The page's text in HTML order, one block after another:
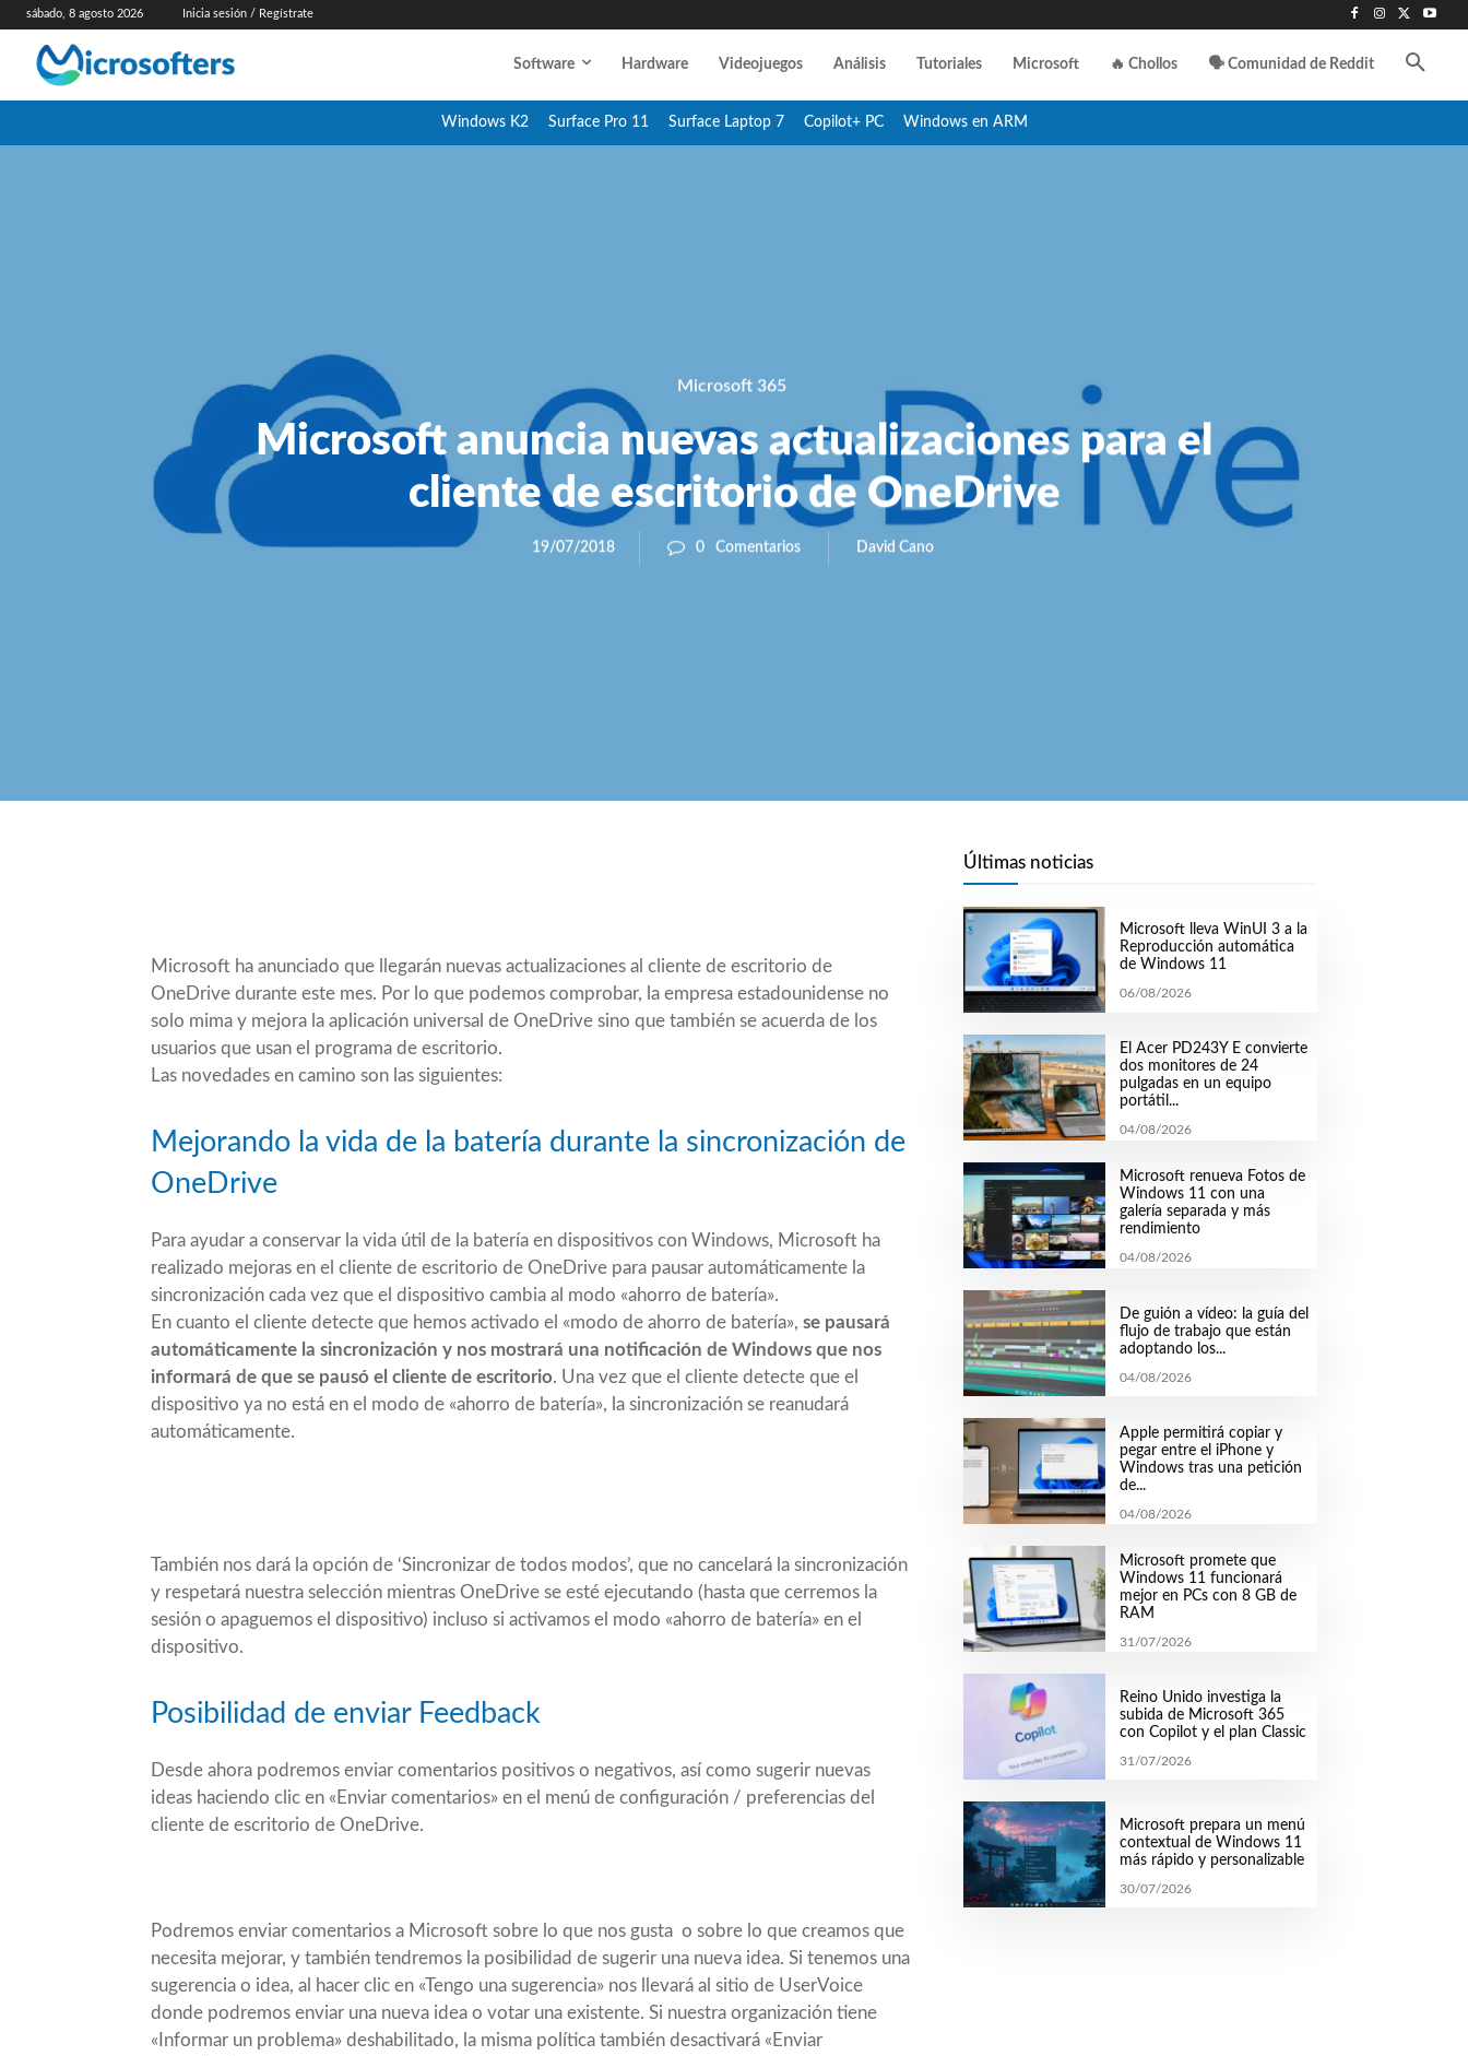
sábado, 8 agosto 2026 Inicia sesión / Regístrate
Software Hardware Videojuegos Análisis Tutoriales Microsoft 🔥 Chollos 🗣️ Comunidad de Reddit
Windows K2 Surface Pro 11 Surface Laptop 7 Copilot+ PC Windows en ARM
Microsoft 365
Microsoft anuncia nuevas actualizaciones para el
cliente de escritorio de OneDrive
19/07/2018 0 Comentarios David Cano
Microsoft ha anunciado que llegarán nuevas actualizaciones al cliente de escritorio de
OneDrive durante este mes. Por lo que podemos comprobar, la empresa estadounidense no
solo mima y mejora la aplicación universal de OneDrive sino que también se acuerda de los
usuarios que usan el programa de escritorio.
Las novedades en camino son las siguientes:
Mejorando la vida de la batería durante la sincronización de
OneDrive
Para ayudar a conservar la vida útil de la batería en dispositivos con Windows, Microsoft ha
realizado mejoras en el cliente de escritorio de OneDrive para pausar automáticamente la
sincronización cada vez que el dispositivo cambia al modo «ahorro de batería».
En cuanto el cliente detecte que hemos activado el «modo de ahorro de batería», se pausará
automáticamente la sincronización y nos mostrará una notificación de Windows que nos
informará de que se pausó el cliente de escritorio. Una vez que el cliente detecte que el
dispositivo ya no está en el modo de «ahorro de batería», la sincronización se reanudará
automáticamente.
También nos dará la opción de ‘Sincronizar de todos modos’, que no cancelará la sincronización
y respetará nuestra selección mientras OneDrive se esté ejecutando (hasta que cerremos la
sesión o apaguemos el dispositivo) incluso si activamos el modo «ahorro de batería» en el
dispositivo.
Posibilidad de enviar Feedback
Desde ahora podremos enviar comentarios positivos o negativos, así como sugerir nuevas
ideas haciendo clic en «Enviar comentarios» en el menú de configuración / preferencias del
cliente de escritorio de OneDrive.
Podremos enviar comentarios a Microsoft sobre lo que nos gusta o sobre lo que creamos que
necesita mejorar, y también tendremos la posibilidad de sugerir una nueva idea. Si tenemos una
sugerencia o idea, al hacer clic en «Tengo una sugerencia» nos llevará al sitio de UserVoice
donde podremos enviar una nueva idea o votar una existente. Si nuestra organización tiene
«Informar un problema» deshabilitado, la misma política también desactivará «Enviar
Últimas noticias
Microsoft lleva WinUI 3 a la
Reproducción automática
de Windows 11
06/08/2026
El Acer PD243Y E convierte
dos monitores de 24
pulgadas en un equipo
portátil...
04/08/2026
Microsoft renueva Fotos de
Windows 11 con una
galería separada y más
rendimiento
04/08/2026
De guión a vídeo: la guía del
flujo de trabajo que están
adoptando los...
04/08/2026
Apple permitirá copiar y
pegar entre el iPhone y
Windows tras una petición
de...
04/08/2026
Microsoft promete que
Windows 11 funcionará
mejor en PCs con 8 GB de
RAM
31/07/2026
Reino Unido investiga la
subida de Microsoft 365
con Copilot y el plan Classic
31/07/2026
Microsoft prepara un menú
contextual de Windows 11
más rápido y personalizable
30/07/2026